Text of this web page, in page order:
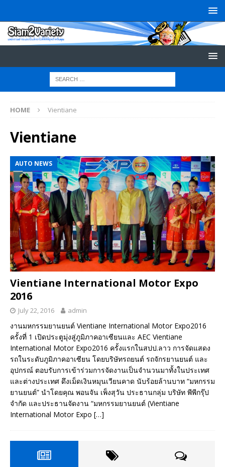
HOME Vientiane
Vientiane
AUTO NEWS
Vientiane International Motor Expo
2016
July 22, 2016 admin
งานมหกรรมยานยนต์ Vientiane International Motor Expo2016
ครั้งที่ 1 เปิดประตูมุ่งสู่ภูมิภาคอาเซียนและ AEC Vientiane
International Motor Expo2016 ครั้งแรกในสปป.ลาว การจัดแสดง
รถในระดับภูมิภาคอาเซียน โดยบริษัทรถยนต์ รถจักรยานยนต์ และ
อุปกรณ์ ตอบรับการเข้าร่วมการจัดงานเป็นจำนวนมาทั้งในประเทศ
และต่างประเทศ ดึงเม็ดเงินหมุนเวียนคาด นับร้อยล้านบาท “มหกรรม
ยานยนต์” นำโดยคุณ พอนจัน เพ็งสุวัน ประธานกลุ่ม บริษัท พีพีกรุ๊ป
จำกัด และประธานจัดงาน “มหกรรมยานยนต์ (Vientiane
International Motor Expo […]